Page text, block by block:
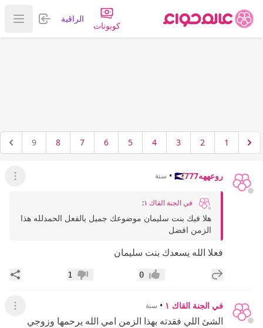
كوبونات
الراقية تسجيل
عرض
1
2
3
4
5
6
7
8
9
روعههه🇸🇦777 • سنة عرض
في الجنة القاك ١ :
هلا فيك بنت سليمان موضوعك جميل بالفعل الحمدلله هذا
الزمن افضل
فعلا الله يسعدك بنت سليمان
إضافة رد جديد إعجاب0 عدم إعجاب
1
في الجنة القاك ١ • سنة عرض
الشئ اللي فقدته بهذا الزمن امي الله يرحمها وزوجي